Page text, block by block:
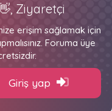
Ziyaretçi
erişim sağlamak için
Foruma üye
Giriş yap